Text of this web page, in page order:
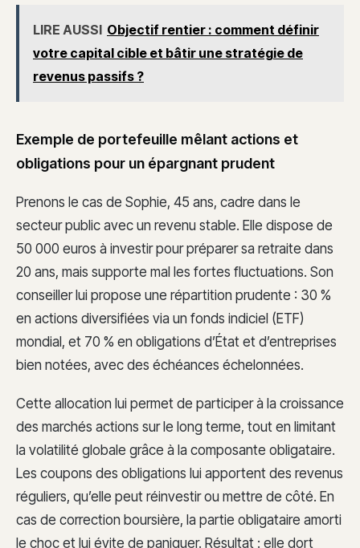
LIRE AUSSI Objectif rentier : comment définir
votre capital cible et bâtir une stratégie de
revenus passifs ?
Exemple de portefeuille mêlant actions et
obligations pour un épargnant prudent
Prenons le cas de Sophie, 45 ans, cadre dans le
secteur public avec un revenu stable. Elle dispose de
50 000 euros à investir pour préparer sa retraite dans
20 ans, mais supporte mal les fortes fluctuations. Son
conseiller lui propose une répartition prudente : 30 %
en actions diversifiées via un fonds indiciel (ETF)
mondial, et 70 % en obligations d’État et d’entreprises
bien notées, avec des échéances échelonnées.
Cette allocation lui permet de participer à la croissance
des marchés actions sur le long terme, tout en limitant
la volatilité globale grâce à la composante obligataire.
Les coupons des obligations lui apportent des revenus
réguliers, qu’elle peut réinvestir ou mettre de côté. En
cas de correction boursière, la partie obligataire amorti
le choc et lui évite de paniquer. Résultat : elle dort